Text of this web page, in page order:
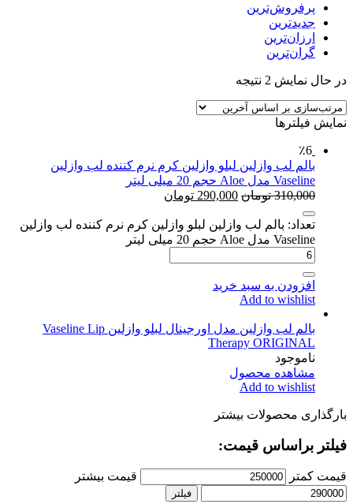
پرفروش‌ترین
جدیدترین
ارزان‌ترین
گران‌ترین
در حال نمایش 2 نتیجه
نمایش فیلترها
٪6
بالم لب وازلین لبلو وازلین کرم نرم کننده لب وازلین
Vaseline مدل Aloe حجم 20 میلی لیتر
310,000 تومان 290,000 تومان
تعداد: بالم لب وازلین لبلو وازلین کرم نرم کننده لب وازلین
Vaseline مدل Aloe حجم 20 میلی لیتر
افزودن به سبد خرید
Add to wishlist
بالم لب وازلین مدل اورجینال لبلو وازلین Vaseline Lip
Therapy ORIGINAL
ناموجود
مشاهده محصول
Add to wishlist
بارگذاری محصولات بیشتر
فیلتر براساس قیمت:
قیمت کمتر قیمت بیشتر
فیلتر